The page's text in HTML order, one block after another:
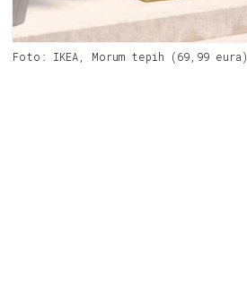
Foto: IKEA, Morum tepih (69,99 eura)